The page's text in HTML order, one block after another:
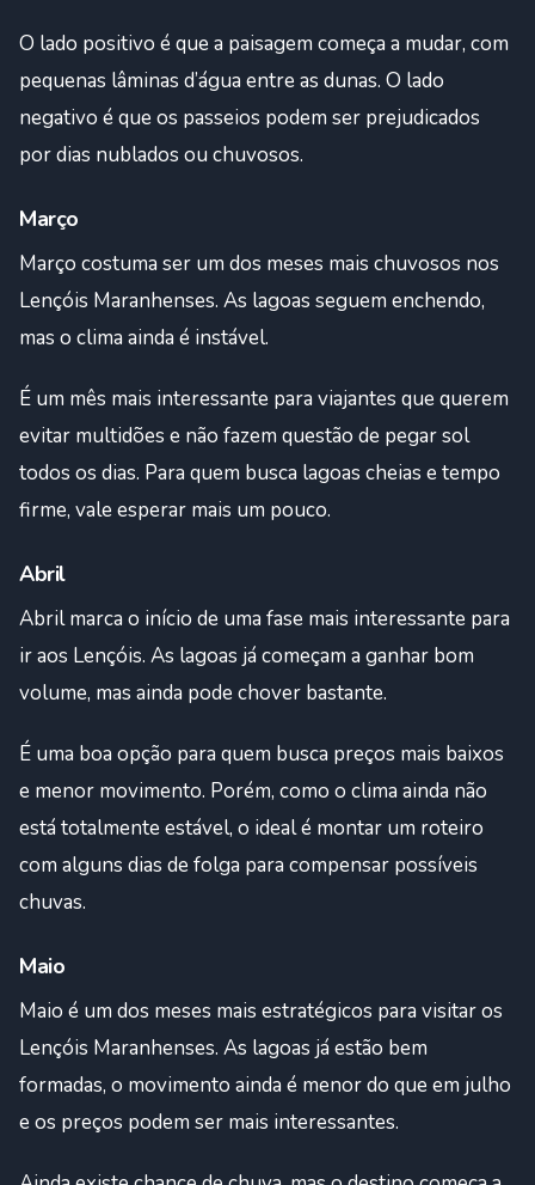
O lado positivo é que a paisagem começa a mudar, com
pequenas lâminas d’água entre as dunas. O lado
negativo é que os passeios podem ser prejudicados
por dias nublados ou chuvosos.
Março
Março costuma ser um dos meses mais chuvosos nos
Lençóis Maranhenses. As lagoas seguem enchendo,
mas o clima ainda é instável.
É um mês mais interessante para viajantes que querem
evitar multidões e não fazem questão de pegar sol
todos os dias. Para quem busca lagoas cheias e tempo
firme, vale esperar mais um pouco.
Abril
Abril marca o início de uma fase mais interessante para
ir aos Lençóis. As lagoas já começam a ganhar bom
volume, mas ainda pode chover bastante.
É uma boa opção para quem busca preços mais baixos
e menor movimento. Porém, como o clima ainda não
está totalmente estável, o ideal é montar um roteiro
com alguns dias de folga para compensar possíveis
chuvas.
Maio
Maio é um dos meses mais estratégicos para visitar os
Lençóis Maranhenses. As lagoas já estão bem
formadas, o movimento ainda é menor do que em julho
e os preços podem ser mais interessantes.